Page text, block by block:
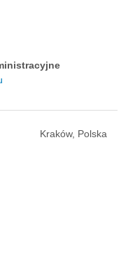
Kraków, Polska